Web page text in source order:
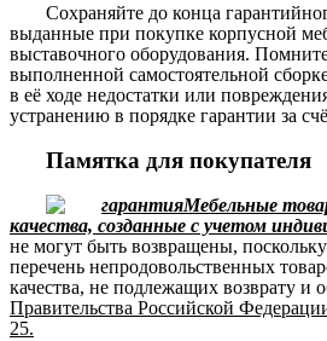
Сохраняйте до конца
выданные при покупке корпусной
выставочного оборудования.
выполненной самостоятельной
в её ходе недостатки или
устранению в порядке гарантии за
Памятка для покупателя
Мебельные
качества, созданные с учетом
не могут быть возвращены,
перечень непродовольственных
качества, не подлежащих возврату и
Правительства Российской
25.